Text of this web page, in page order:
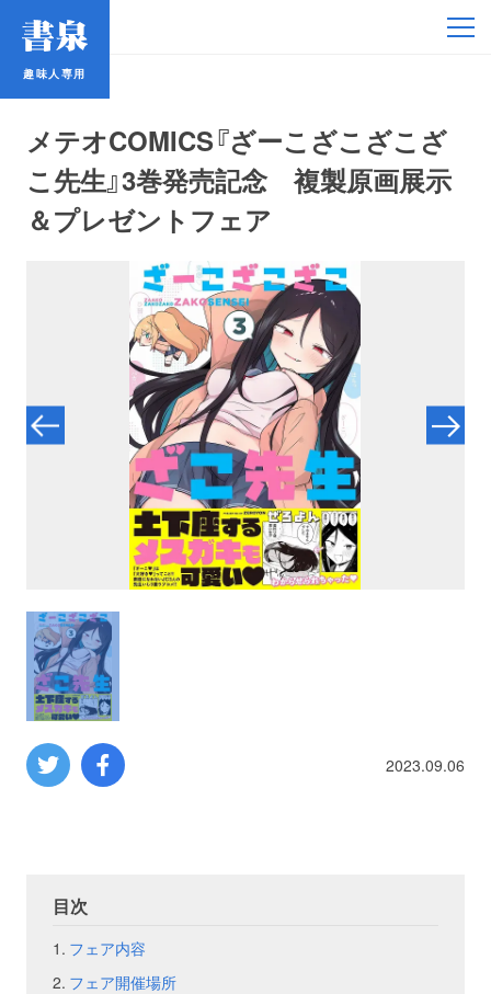
趣味人専用
メテオCOMICS『ざーこざこざこざ
こ先生』3巻発売記念 複製原画展示
＆プレゼントフェア
2023.09.06
目次
フェア内容
フェア開催場所
趣味人専用
鉄道・バス
コミック・ラノベ
プロレス
コンピューター
ミリタリー
その他
フェア